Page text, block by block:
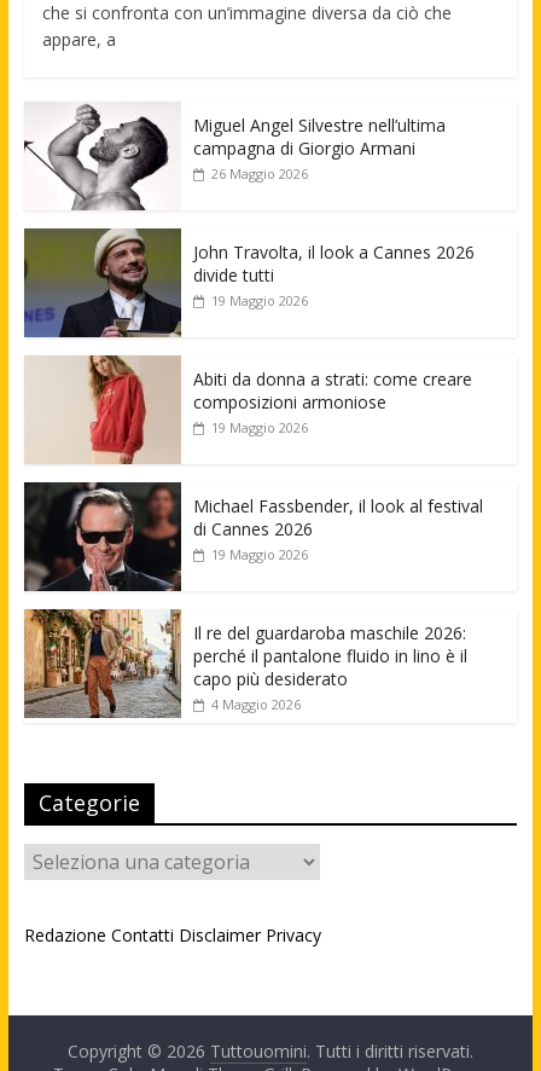
che si confronta con un’immagine diversa da ciò che
appare, a
Miguel Angel Silvestre nell’ultima
campagna di Giorgio Armani
26 Maggio 2026
John Travolta, il look a Cannes 2026
divide tutti
19 Maggio 2026
Abiti da donna a strati: come creare
composizioni armoniose
19 Maggio 2026
Michael Fassbender, il look al festival
di Cannes 2026
19 Maggio 2026
Il re del guardaroba maschile 2026:
perché il pantalone fluido in lino è il
capo più desiderato
4 Maggio 2026
Categorie
Categorie
Redazione Contatti Disclaimer Privacy
Copyright © 2026 Tuttouomini. Tutti i diritti riservati.